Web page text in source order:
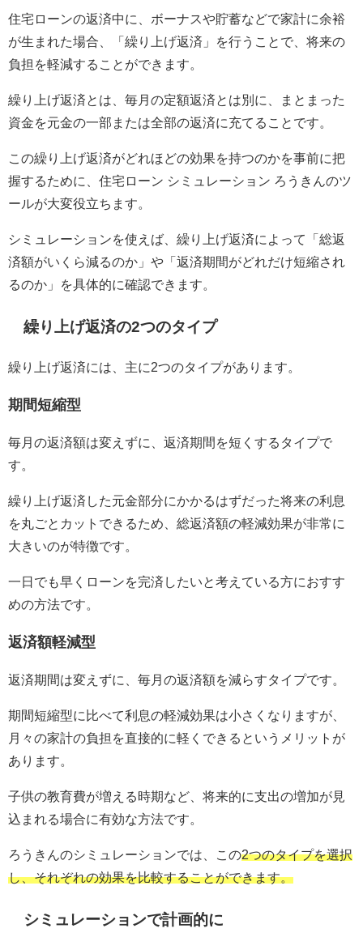
住宅ローンの返済中に、ボーナスや貯蓄などで家計に余裕
が生まれた場合、「繰り上げ返済」を行うことで、将来の
負担を軽減することができます。
繰り上げ返済とは、毎月の定額返済とは別に、まとまった
資金を元金の一部または全部の返済に充てることです。
この繰り上げ返済がどれほどの効果を持つのかを事前に把
握するために、住宅ローン シミュレーション ろうきんのツ
ールが大変役立ちます。
シミュレーションを使えば、繰り上げ返済によって「総返
済額がいくら減るのか」や「返済期間がどれだけ短縮され
るのか」を具体的に確認できます。
繰り上げ返済の2つのタイプ
繰り上げ返済には、主に2つのタイプがあります。
期間短縮型
毎月の返済額は変えずに、返済期間を短くするタイプで
す。
繰り上げ返済した元金部分にかかるはずだった将来の利息
を丸ごとカットできるため、総返済額の軽減効果が非常に
大きいのが特徴です。
一日でも早くローンを完済したいと考えている方におすす
めの方法です。
返済額軽減型
返済期間は変えずに、毎月の返済額を減らすタイプです。
期間短縮型に比べて利息の軽減効果は小さくなりますが、
月々の家計の負担を直接的に軽くできるというメリットが
あります。
子供の教育費が増える時期など、将来的に支出の増加が見
込まれる場合に有効な方法です。
ろうきんのシミュレーションでは、この2つのタイプを選択
し、それぞれの効果を比較することができます。
シミュレーションで計画的に